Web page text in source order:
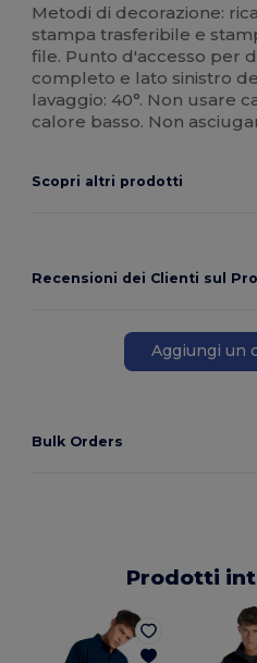
Metodi di decorazione:
stampa trasferibile e
file. Punto d'accesso per
completo e lato sinistro
lavaggio: 40°. Non usare
calore basso. Non
Scopri altri prodotti
Recensioni dei Clienti sul
Aggiungi un
Bulk Orders
Prodotti